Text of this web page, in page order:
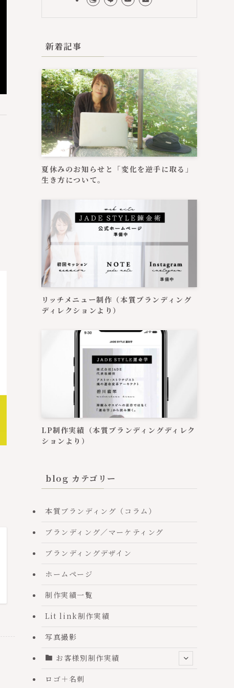
新着記事
夏休みのお知らせと「変化を逆手に取る」
生き方について。
リッチメニュー制作（本質ブランディング
ディレクションより）
LP制作実績（本質ブランディングディレク
ションより）
blog カテゴリー
本質ブランディング（コラム）
ブランディング／マーケティング
ブランディングデザイン
ホームページ
制作実績一覧
Lit link制作実績
写真撮影
お客様別制作実績
ロゴ＋名刺